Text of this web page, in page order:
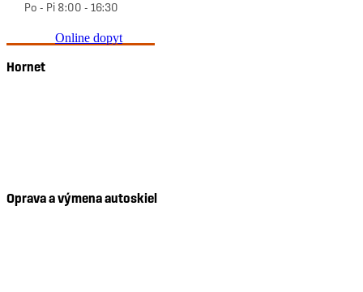
Po - Pi 8:00 - 16:30
Online dopyt
Hornet
Oprava a výmena autoskiel